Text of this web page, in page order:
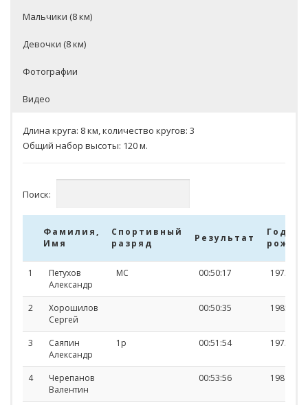
Мальчики (8 км)
Девочки (8 км)
Фотографии
Видео
Длина круга: 8 км, количество кругов: 3
Общий набор высоты: 120 м.
Поиск:
Фамилия,
Имя
Спортивный
разряд
Результат
Год
Фамилия,
Имя
Спортивный
разряд
Результат
Год
1
Петухов
Александр
МС 00:50:17 1973
2
Хорошилов
Сергей
00:50:35 1985
3
Саяпин
Александр
1р 00:51:54 1973
4
Черепанов
Валентин
00:53:56 1989